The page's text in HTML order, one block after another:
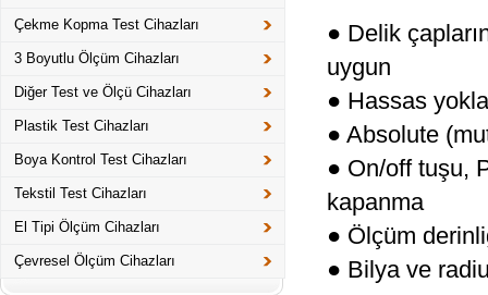
Çekme Kopma Test Cihazları
3 Boyutlu Ölçüm Cihazları
Diğer Test ve Ölçü Cihazları
Plastik Test Cihazları
Boya Kontrol Test Cihazları
Tekstil Test Cihazları
El Tipi Ölçüm Cihazları
Çevresel Ölçüm Cihazları
● Delik
uygun
● Hassas
● Absolute
● On/off tuşu,
kapanma
● Ölçüm
● Bilya ve